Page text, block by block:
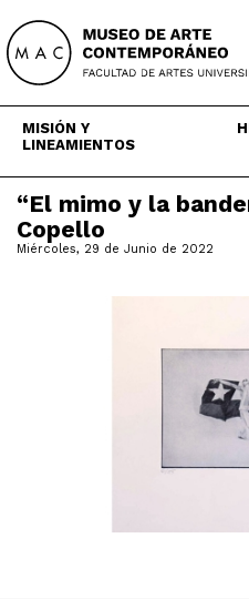
content
MISIÓN Y
LINEAMIENTOS
“El mimo y la
Copello
Miércoles, 29 de Junio de 2022